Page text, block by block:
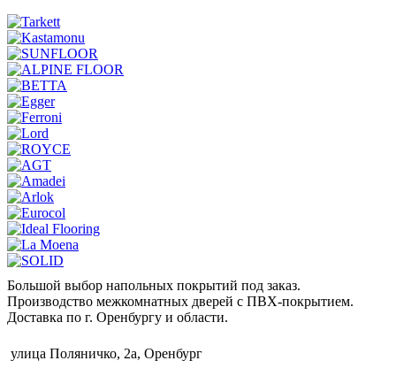
Большой выбор напольных покрытий под заказ.
Производство межкомнатных дверей с ПВХ-покрытием.
Доставка по г. Оренбургу и области.
улица Поляничко, 2а, Оренбург